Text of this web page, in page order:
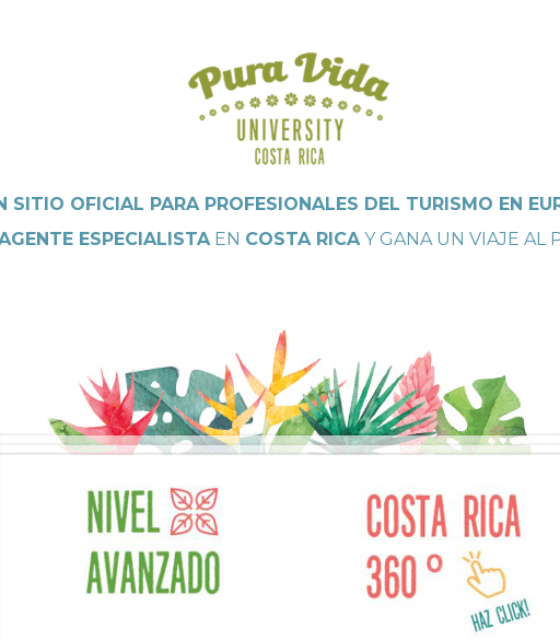
SITIO OFICIAL PARA PROFESIONALES DEL TURISMO EN
ESPECIALISTAEN COSTA RICAY GANA UN VIAJE AL